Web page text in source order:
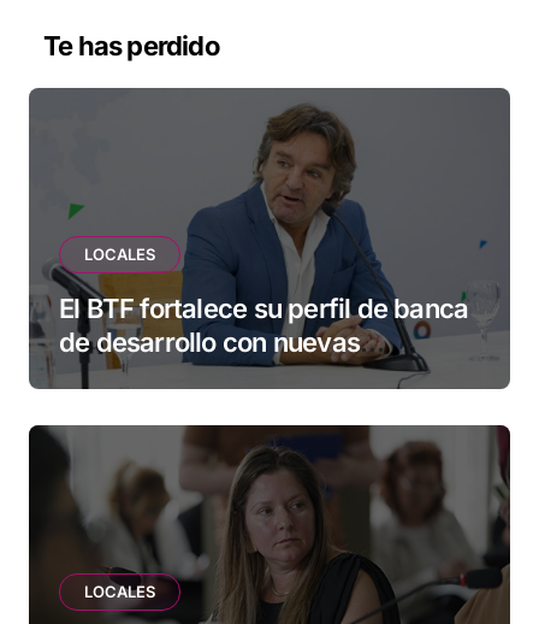
Te has perdido
LOCALES
El BTF fortalece su perfil de banca
de desarrollo con nuevas
herramientas para familias y
LOCALES